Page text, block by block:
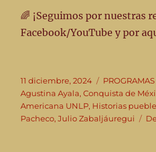
🌈 ¡Seguimos por nuestras
Facebook/YouTube y por
Publicado
el
11 diciembre, 2024 Categorías
Agustina Ayala,Conquista de
Americana UNLP, Historias
Pacheco,Julio Zabaljáuregui